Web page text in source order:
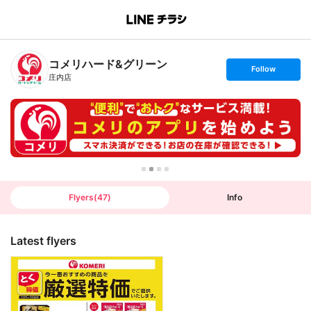
B
n
T
コメリハード&グリーン
庄内店
s
t
o
l
l
o
w
Follow
Flyers(47) Info
Latest flyers